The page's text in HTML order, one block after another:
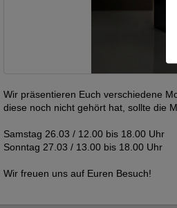
Wir präsentieren Euch verschiedene
diese noch nicht gehört hat, sollte die
Samstag 26.03 / 12.00 bis 18.00 Uhr
Sonntag 27.03 / 13.00 bis 18.00 Uhr
Wir freuen uns auf Euren Besuch!